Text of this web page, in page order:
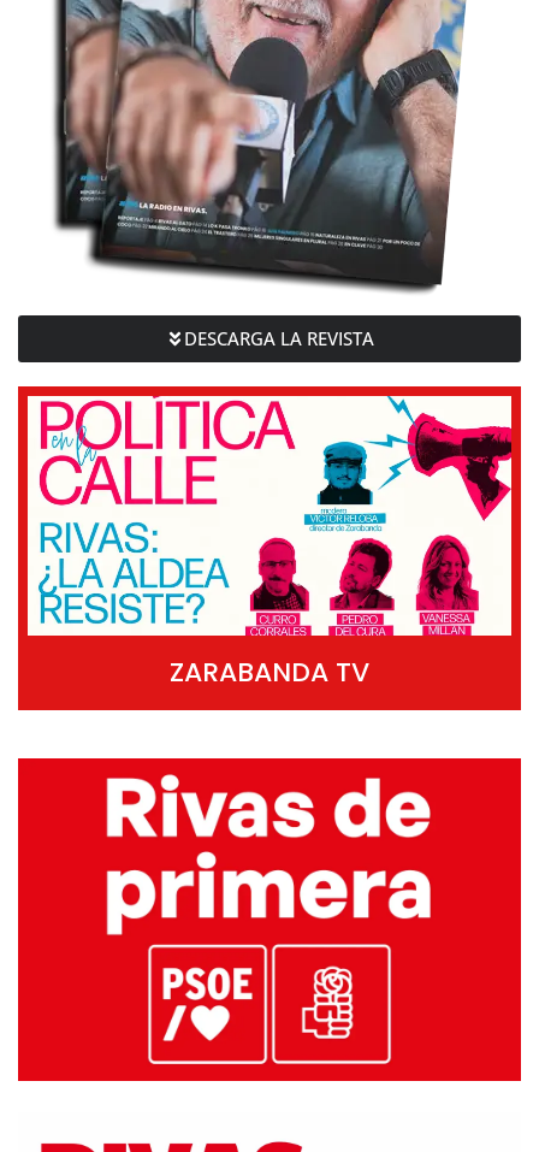
DESCARGA LA REVISTA
ZARABANDA TV